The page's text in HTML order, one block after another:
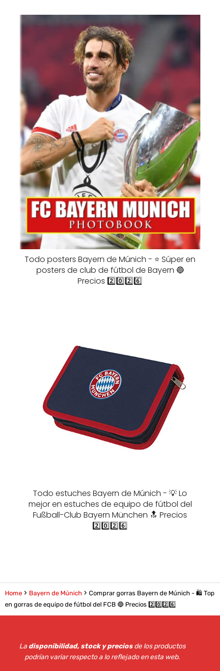
Todo posters Bayern de Múnich - ⭐️ Súper en
posters de club de fútbol de Bayern 🔵
Precios 2️⃣0️⃣2️⃣6️⃣
Todo estuches Bayern de Múnich - 💡 Lo
mejor en estuches de equipo de fútbol del
Fußball-Club Bayern München 🔝 Precios
2️⃣0️⃣2️⃣6️⃣
Home Bayern de Múnich
Comprar gorras Bayern de Múnich - 🛍️ Top
en gorras de equipo de fútbol del FCB 🔵 Precios 2️⃣0️⃣2️⃣6️⃣
La disponibilidad, stock y preciosde los productos
podrían variar respecto a lo reflejado en esta web.